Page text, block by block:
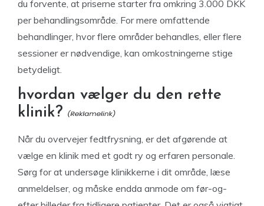
du forvente, at priserne starter fra omkring 3.000 DKK
per behandlingsområde. For mere omfattende
behandlinger, hvor flere områder behandles, eller flere
sessioner er nødvendige, kan omkostningerne stige
betydeligt.
hvordan vælger du den rette
klinik?
Når du overvejer fedtfrysning, er det afgørende at
vælge en klinik med et godt ry og erfaren personale.
Sørg for at undersøge klinikkerne i dit område, læse
anmeldelser, og måske endda anmode om før-og-